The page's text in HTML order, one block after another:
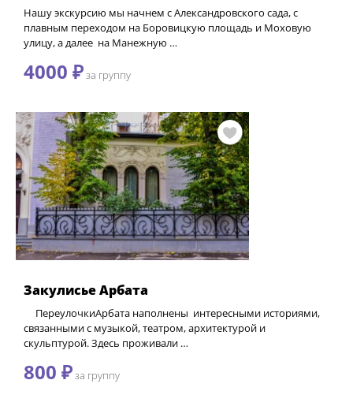
Нашу экскурсию мы начнем с Александровского сада, с
плавным переходом на Боровицкую площадь и Моховую
улицу, а далее на Манежную …
4000 ₽за группу
Закулисье Арбата
ПереулочкиАрбата наполнены интересными историями,
связанными с музыкой, театром, архитектурой и
скульптурой. Здесь проживали …
800 ₽за группу